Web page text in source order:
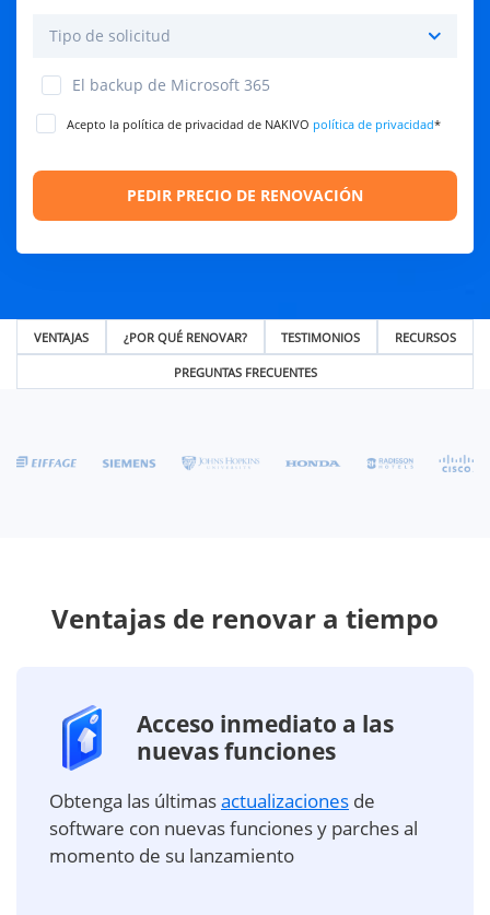
El backup de Microsoft 365
Acepto la política de privacidad de NAKIVO política de privacidad*
VENTAJAS ¿POR QUÉ RENOVAR? TESTIMONIOS RECURSOS
PREGUNTAS FRECUENTES
Ventajas de renovar a tiempo
Acceso inmediato a las
nuevas funciones
Obtenga las últimasactualizaciones de
software con nuevas funciones y parches al
momento de su lanzamiento